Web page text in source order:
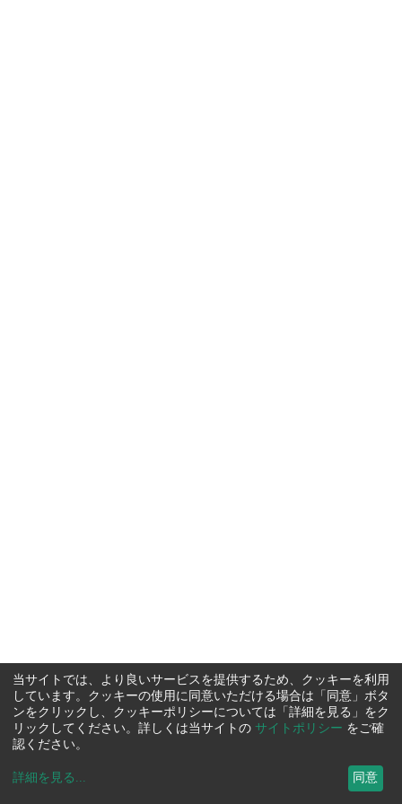
当サイトでは、より良いサービスを提供するため、クッキーを利用
しています。クッキーの使用に同意いただける場合は「同意」ボタ
ンをクリックし、クッキーポリシーについては「詳細を見る」をク
リックしてください。詳しくは当サイトの サイトポリシー をご確
認ください。
詳細を見る ... 同意